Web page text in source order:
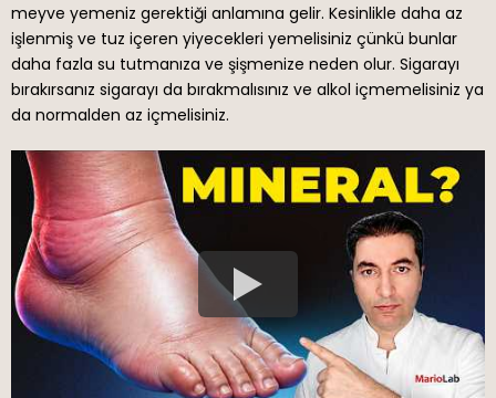
meyve yemeniz gerektiği anlamına gelir. Kesinlikle daha az
işlenmiş ve tuz içeren yiyecekleri yemelisiniz çünkü bunlar
daha fazla su tutmanıza ve şişmenize neden olur. Sigarayı
bırakırsanız sigarayı da bırakmalısınız ve alkol içmemelisiniz ya
da normalden az içmelisiniz.